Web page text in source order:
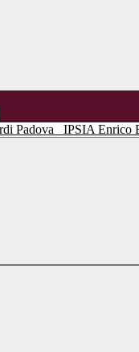
IPSIA Enrico